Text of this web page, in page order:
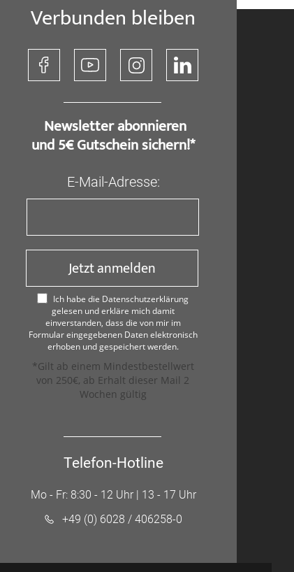
Verbunden bleiben
​ Newsletter abonnieren
und 5€ Gutschein sichern!*
E-Mail-Adresse:
Jetzt anmelden
Ich habe die Datenschutzerklärung
gelesen und erkläre mich damit
einverstanden, dass die von mir im
Formular eingegebenen Daten elektronisch
erhoben und gespeichert werden.
*Gilt ab einem Mindestbestellwert
von 250€, ab Erhalt dieser Mail 2
Wochen gültig
Telefon-Hotline
Mo - Fr: 8:30 - 12 Uhr | 13 - 17 Uhr
+49 (0) 6028 / 406258-0